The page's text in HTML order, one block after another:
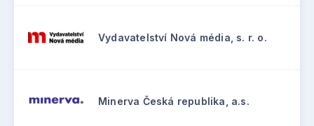
Vydavatelství Nová média, s. r. o.
Minerva Česká republika, a.s.